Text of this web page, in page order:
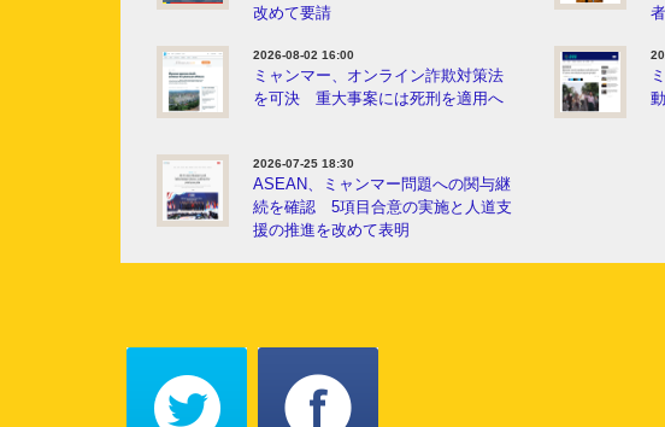
改めて要請
2026-08-02 16:00
ミャンマー、オンライン詐欺対策法
を可決 重大事案には死刑を適用へ
2026-07-25 18:30
ASEAN、ミャンマー問題への関与継
続を確認 5項目合意の実施と人道支
援の推進を改めて表明